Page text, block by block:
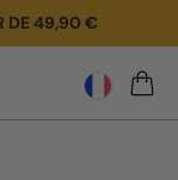
DE 49,90 €